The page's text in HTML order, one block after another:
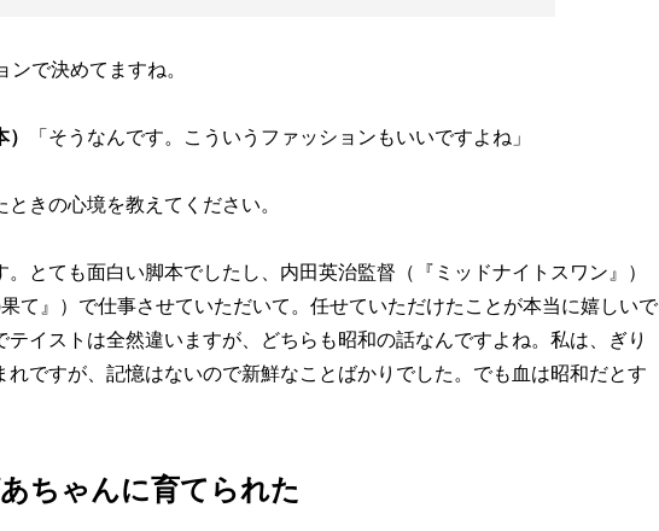
で決めてますね。
「そうなんです。こういうファッションもいいですよね」
きの心境を教えてください。
とても面白い脚本でしたし、内田英治監督（『ミッドナイトスワン』）
て』）で仕事させていただいて。任せていただけたことが本当に嬉しいで
イストは全然違いますが、どちらも昭和の話なんですよね。私は、ぎり
れですが、記憶はないので新鮮なことばかりでした。でも血は昭和だとす
ちゃんに育てられた